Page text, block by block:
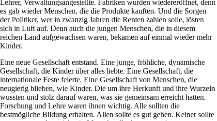
Lehrer, Verwaltungsangestellte. Fabriken wurden wiedereröffnet, denn
es gab wieder Menschen, die die Produkte kauften. Und die Sorgen
der Politiker, wer in zwanzig Jahren die Renten zahlen solle, lösten
sich in Luft auf. Denn auch die jungen Menschen, die in diesem
reichen Land aufgewachsen waren, bekamen auf einmal wieder mehr
Kinder.
Eine neue Gesellschaft entstand. Eine junge, fröhliche, dynamische
Gesellschaft, die Kinder über alles liebte. Eine Gesellschaft, die
internationale Feste feierte. Eine Gesellschaft von Menschen, die
neugierig blieben, wie Kinder. Die um ihre Herkunft und ihre Wurzeln
wussten und stolz darauf waren, was sie gemeinsam erreicht hatten.
Forschung und Lehre waren ihnen wichtig. Alle sollten die
bestmögliche Bildung erhalten. Allen sollte es gut gehen. Keiner sollte